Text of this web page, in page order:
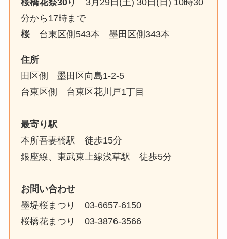
分から17時まで
桜台東区側543本 墨田区側343本
住所
田区側 墨田区向島1-2-5
台東区側 台東区花川戸1丁目
最寄り駅
本所吾妻橋駅 徒歩15分
銀座線、東武東上線浅草駅 徒歩5分
お問い合わせ
墨堤桜まつり 03-6657-6150
桜橋花まつり 03-3876-3566